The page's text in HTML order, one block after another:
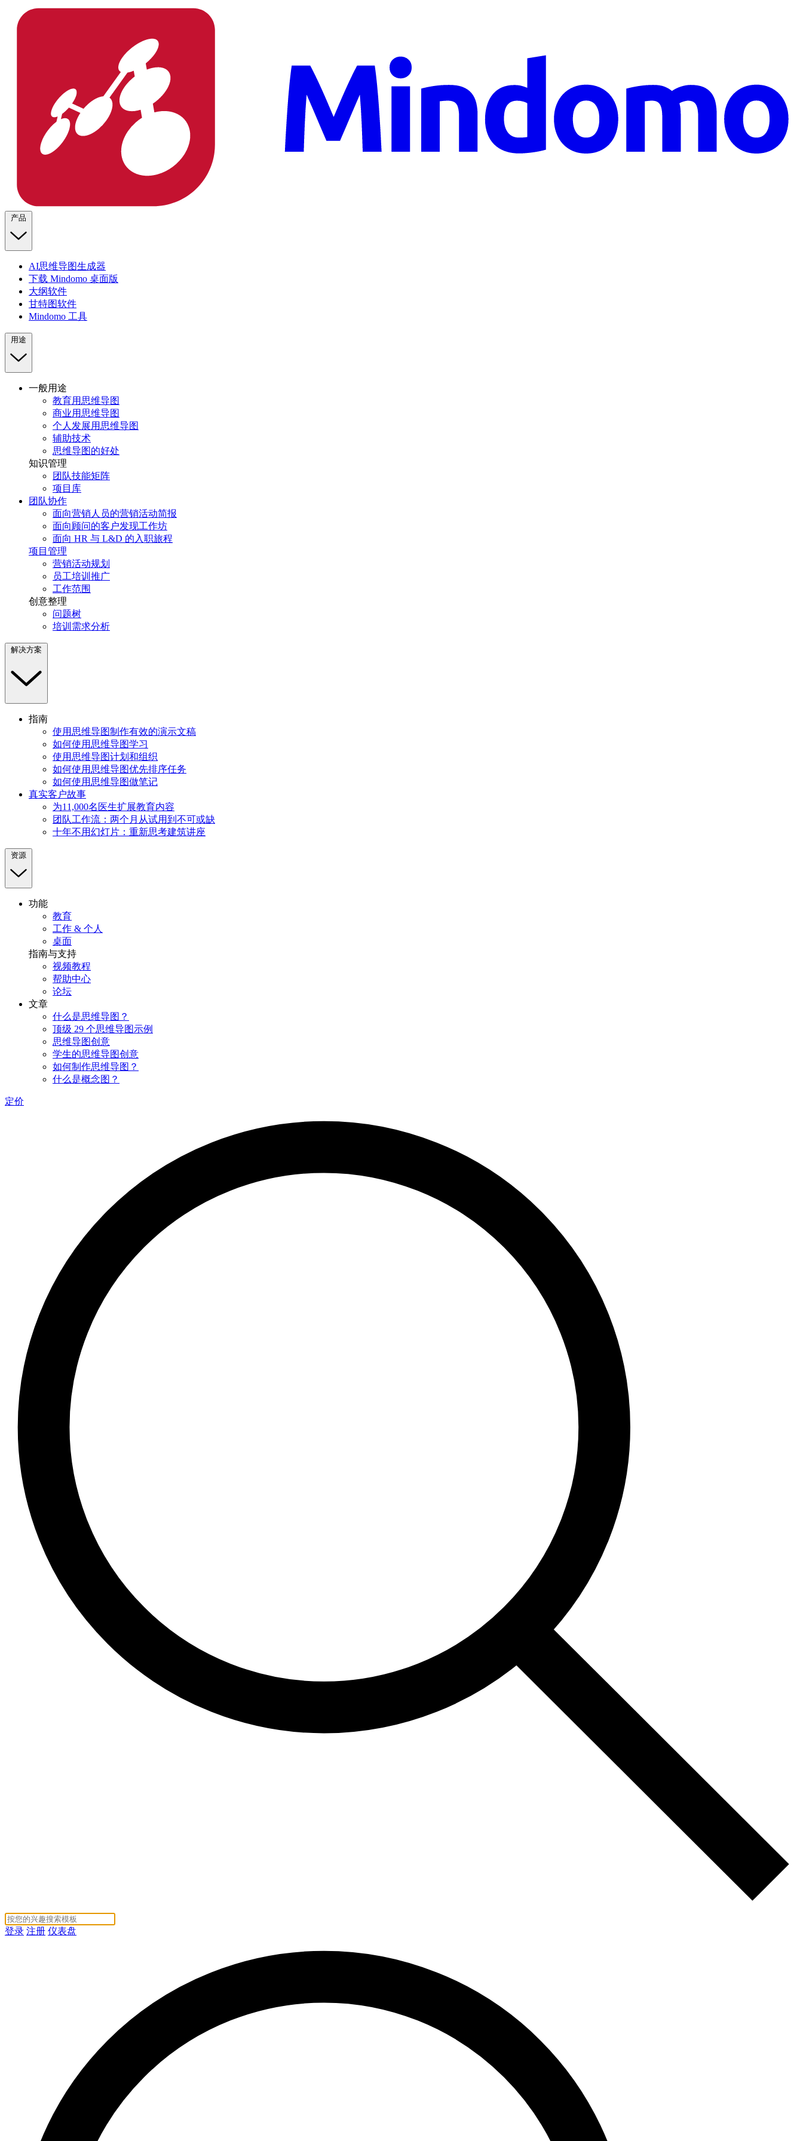
产品
AI思维导图生成器
下载 Mindomo 桌面版
大纲软件
甘特图软件
Mindomo 工具
用途
一般用途
教育用思维导图
商业用思维导图
个人发展用思维导图
辅助技术
思维导图的好处
知识管理
团队技能矩阵
项目库
团队协作
面向营销人员的营销活动简报
面向顾问的客户发现工作坊
面向 HR 与 L&D 的入职旅程
项目管理
营销活动规划
员工培训推广
工作范围
创意整理
问题树
培训需求分析
解决方案
指南
使用思维导图制作有效的演示文稿
如何使用思维导图学习
使用思维导图计划和组织
如何使用思维导图优先排序任务
如何使用思维导图做笔记
真实客户故事
为11,000名医生扩展教育内容
团队工作流：两个月从试用到不可或缺
十年不用幻灯片：重新思考建筑讲座
资源
功能
教育
工作 & 个人
桌面
指南与支持
视频教程
帮助中心
论坛
文章
什么是思维导图？
顶级 29 个思维导图示例
思维导图创意
学生的思维导图创意
如何制作思维导图？
什么是概念图？
定价
登录 注册 仪表盘